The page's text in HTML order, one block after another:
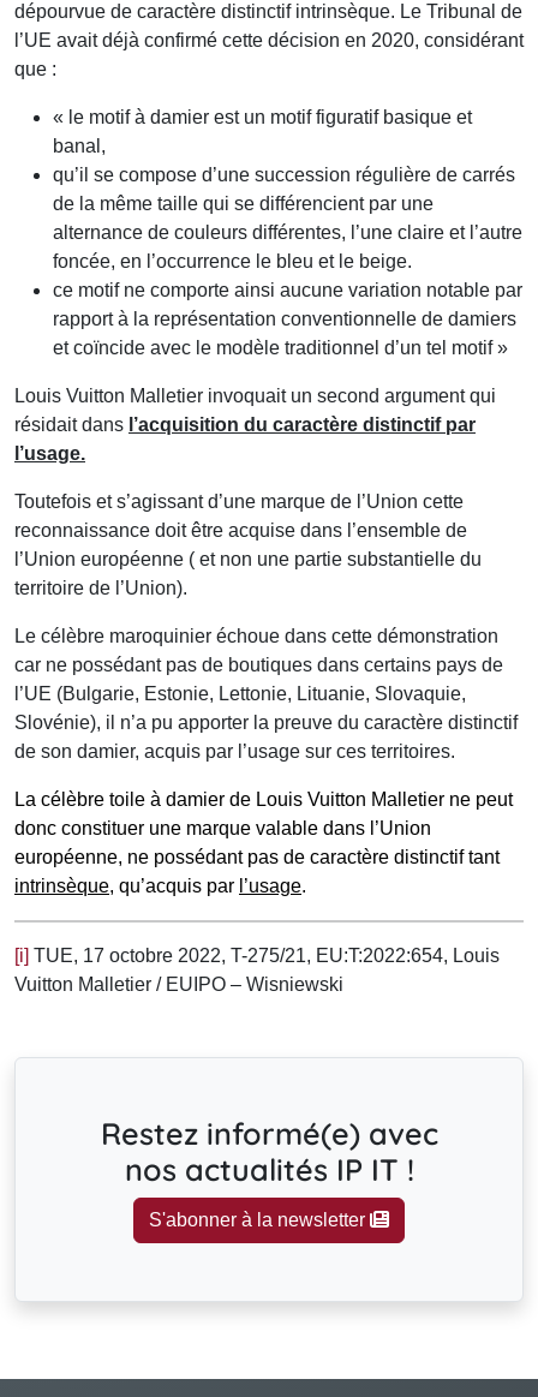
dépourvue de caractère distinctif intrinsèque. Le Tribunal de
l’UE avait déjà confirmé cette décision en 2020, considérant
que :
« le motif à damier est un motif figuratif basique et
banal,
qu’il se compose d’une succession régulière de carrés
de la même taille qui se différencient par une
alternance de couleurs différentes, l’une claire et l’autre
foncée, en l’occurrence le bleu et le beige.
ce motif ne comporte ainsi aucune variation notable par
rapport à la représentation conventionnelle de damiers
et coïncide avec le modèle traditionnel d’un tel motif »
Louis Vuitton Malletier invoquait un second argument qui
résidait dans l’acquisition du caractère distinctif par
l’usage.
Toutefois et s’agissant d’une marque de l’Union cette
reconnaissance doit être acquise dans l’ensemble de
l’Union européenne ( et non une partie substantielle du
territoire de l’Union).
Le célèbre maroquinier échoue dans cette démonstration
car ne possédant pas de boutiques dans certains pays de
l’UE (Bulgarie, Estonie, Lettonie, Lituanie, Slovaquie,
Slovénie), il n’a pu apporter la preuve du caractère distinctif
de son damier, acquis par l’usage sur ces territoires.
La célèbre toile à damier de Louis Vuitton Malletier ne peut
donc constituer une marque valable dans l’Union
européenne, ne possédant pas de caractère distinctif tant
intrinsèque, qu’acquis par l’usage.
[i] TUE, 17 octobre 2022, T-275/21, EU:T:2022:654, Louis
Vuitton Malletier / EUIPO – Wisniewski
Restez informé(e) avec
nos actualités IP IT !
S'abonner à la newsletter